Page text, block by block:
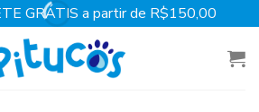
GRÁTIS a partir de R$150,00